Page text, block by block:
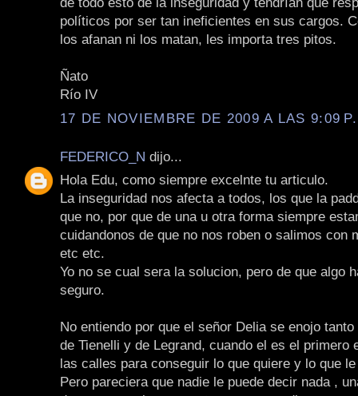
políticos por ser tan ineficientes en sus cargos.
los afanan ni los matan, les importa tres pitos.
Ñato
Río IV
17 DE NOVIEMBRE DE 2009 A LAS 9:09
FEDERICO_N dijo...
Hola Edu, como siempre excelnte tu articulo.
La inseguridad nos afecta a todos, los que la
que no, por que de una u otra forma siempre
cuidandonos de que no nos roben o salimos con
etc etc.
Yo no se cual sera la solucion, pero de que algo
seguro.
No entiendo por que el señor Delia se enojo
de Tienelli y de Legrand, cuando el es el primero
las calles para conseguir lo que quiere y lo que
Pero pareciera que nadie le puede decir nada ,